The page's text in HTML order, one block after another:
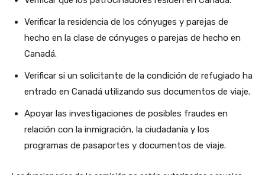
Verificar la residencia de los cónyuges y parejas de
hecho en la clase de cónyuges o parejas de hecho en
Canadá.
Verificar si un solicitante de la condición de refugiado ha
entrado en Canadá utilizando sus documentos de viaje.
Apoyar las investigaciones de posibles fraudes en
relación con la inmigración, la ciudadanía y los
programas de pasaportes y documentos de viaje.